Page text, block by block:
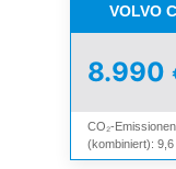
VOLVO
8.990
CO₂-
(kombiniert):